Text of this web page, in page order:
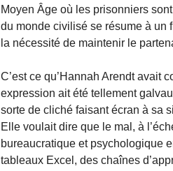
Moyen Âge où les prisonniers
du monde civilisé se résume à un
la nécessité de maintenir le
C’est ce qu’Hannah Arendt avait
expression ait été tellement
sorte de cliché faisant écran à sa
Elle voulait dire que le mal, à
bureaucratique et psychologique
tableaux Excel, des chaînes